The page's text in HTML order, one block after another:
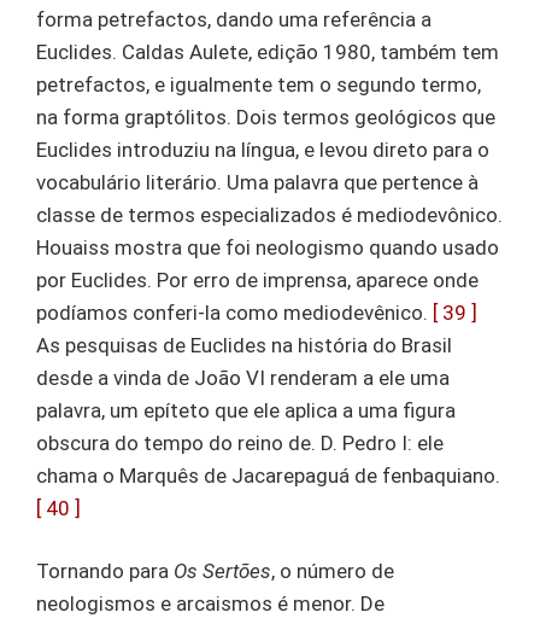
forma petrefactos, dando uma referência a
Euclides. Caldas Aulete, edição 1980, também tem
petrefactos, e igualmente tem o segundo termo,
na forma graptólitos. Dois termos geológicos que
Euclides introduziu na língua, e levou direto para o
vocabulário literário. Uma palavra que pertence à
classe de termos especializados é mediodevônico.
Houaiss mostra que foi neologismo quando usado
por Euclides. Por erro de imprensa, aparece onde
podíamos conferi-la como mediodevênico. [ 39 ]
As pesquisas de Euclides na história do Brasil
desde a vinda de João VI renderam a ele uma
palavra, um epíteto que ele aplica a uma figura
obscura do tempo do reino de. D. Pedro I: ele
chama o Marquês de Jacarepaguá de fenbaquiano.
[ 40 ]
Tornando para Os Sertões, o número de
neologismos e arcaismos é menor. De